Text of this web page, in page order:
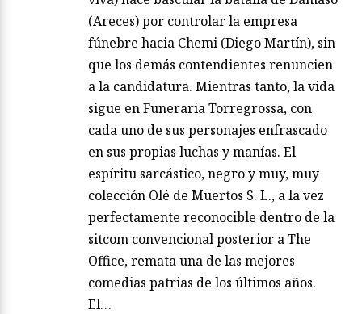
(Areces) por controlar la empresa
fúnebre hacia Chemi (Diego Martín), sin
que los demás contendientes renuncien
a la candidatura. Mientras tanto, la vida
sigue en Funeraria Torregrossa, con
cada uno de sus personajes enfrascado
en sus propias luchas y manías. El
espíritu sarcástico, negro y muy, muy
colección Olé de Muertos S. L., a la vez
perfectamente reconocible dentro de la
sitcom convencional posterior a The
Office, remata una de las mejores
comedias patrias de los últimos años.
El…